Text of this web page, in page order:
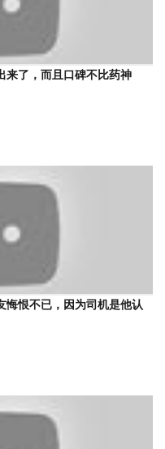
来了，而且口碑不比药神
悔恨不已，因为司机是他认